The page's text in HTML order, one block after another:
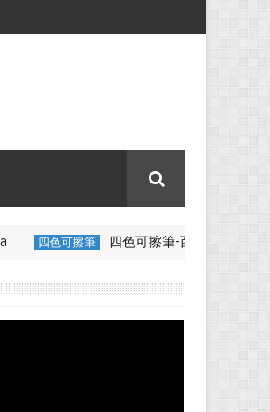
四色可擦筆-百通電纜 350ML 折疊矽膠咖